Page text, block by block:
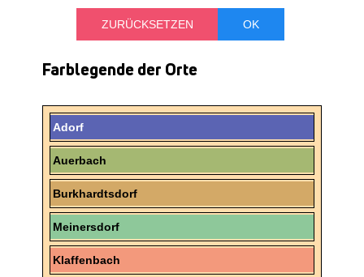
Farblegende der Orte
Adorf
Auerbach
Burkhardtsdorf
Meinersdorf
Klaffenbach